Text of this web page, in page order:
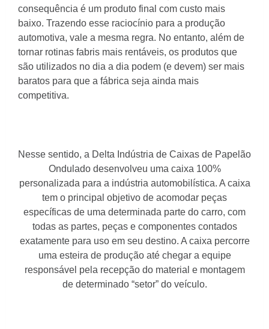
consequência é um produto final com custo mais
baixo. Trazendo esse raciocínio para a produção
automotiva, vale a mesma regra. No entanto, além de
tornar rotinas fabris mais rentáveis, os produtos que
são utilizados no dia a dia podem (e devem) ser mais
baratos para que a fábrica seja ainda mais
competitiva.
Nesse sentido, a Delta Indústria de Caixas de Papelão
Ondulado desenvolveu uma caixa 100%
personalizada para a indústria automobilística. A caixa
tem o principal objetivo de acomodar peças
específicas de uma determinada parte do carro, com
todas as partes, peças e componentes contados
exatamente para uso em seu destino. A caixa percorre
uma esteira de produção até chegar a equipe
responsável pela recepção do material e montagem
de determinado “setor” do veículo.